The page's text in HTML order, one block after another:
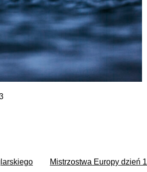
Mistrzostwa Europy dzień 1